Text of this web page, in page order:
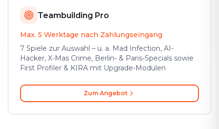
Teambuilding Pro
Max. 5 Werktage nach Zahlungseingang
7 Spiele zur Auswahl – u. a. Mad Infection, AI-
Hacker, X-Mas Crime, Berlin- & Paris-Specials sowie
First Profiler & KIRA mit Upgrade-Modulen
Zum Angebot